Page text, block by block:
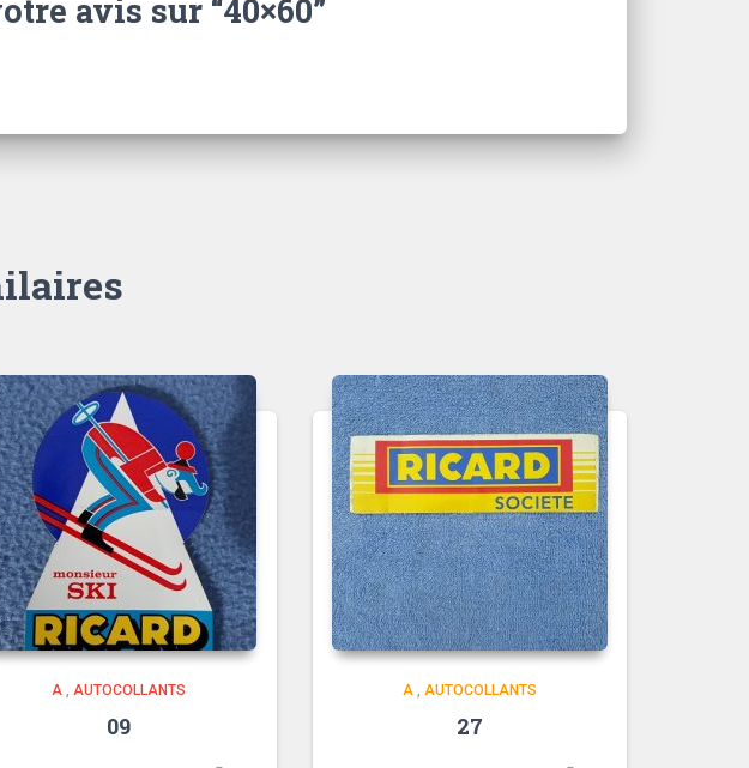
avis sur “40×60”
A ,AUTOCOLLANTS
09
A, AUTOCOLLANTS
27